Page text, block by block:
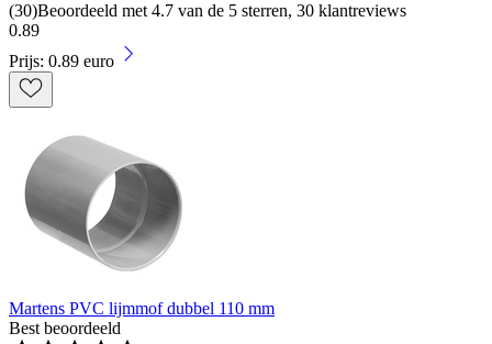
(30)Beoordeeld met 4.7 van de 5 sterren, 30 klantreviews
0.89
Prijs: 0.89 euro
Martens PVC lijmmof dubbel 110 mm
Best beoordeeld